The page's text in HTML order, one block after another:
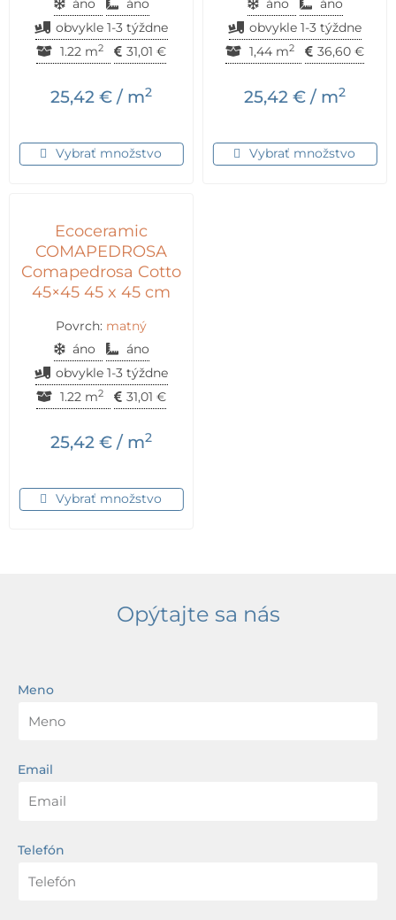
áno
áno
obvykle 1-3 týždne
1.22 m2 31,01 €
25,42 € / m2
Vybrať množstvo
áno
áno
obvykle 1-3 týždne
1,44 m2 36,60 €
25,42 € / m2
Vybrať množstvo
Ecoceramic
COMAPEDROSA
Comapedrosa Cotto
45×45 45 x 45 cm
Povrch: matný
áno
áno
obvykle 1-3 týždne
1.22 m2 31,01 €
25,42 € / m2
Vybrať množstvo
Opýtajte sa nás
Meno
Email
Telefón